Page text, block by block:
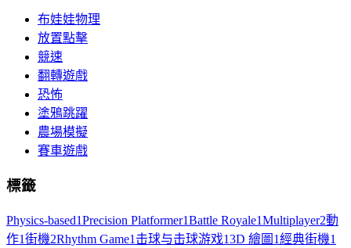
布娃娃物理
放置點擊
競速
翻轉遊戲
恐怖
塗鴉跳躍
農場模擬
賽車遊戲
標籤
Physics-based1Precision Platformer1Battle Royale1Multiplayer2動
作1街機2Rhythm Game1 击球与击球游戏13D 繪圖 1經典街機1